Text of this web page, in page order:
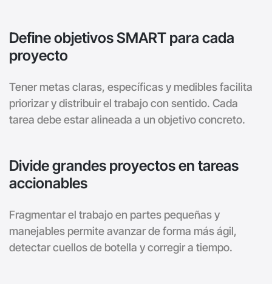
Define objetivos SMART para cada
proyecto
Tener metas claras, específicas y medibles facilita
priorizar y distribuir el trabajo con sentido. Cada
tarea debe estar alineada a un objetivo concreto.
Divide grandes proyectos en tareas
accionables
Fragmentar el trabajo en partes pequeñas y
manejables permite avanzar de forma más ágil,
detectar cuellos de botella y corregir a tiempo.